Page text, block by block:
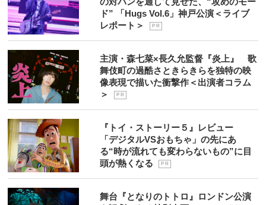
ド” 「Hugs Vol.6」神戸公演＜ライブ
レポート＞
P R
主演・森七菜×長久允監督『炎上』 歌
舞伎町の過酷さときらきらを独特の映
像表現で描いた衝撃作＜出演者コラム
＞
P R
『トイ・ストーリー５』レビュー
「デジタルVSおもちゃ」の先にあ
る“時が流れても変わらないもの”に目
頭が熱くなる
P R
舞台『となりのトトロ』ロンドン公演